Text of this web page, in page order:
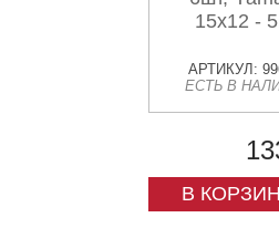
15x12 -
АРТИКУЛ:
ЕСТЬ В
В